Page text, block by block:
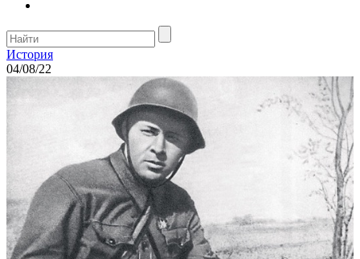
История
04/08/22